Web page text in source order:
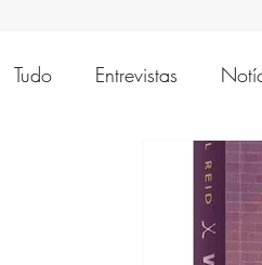
Tudo Entrevistas